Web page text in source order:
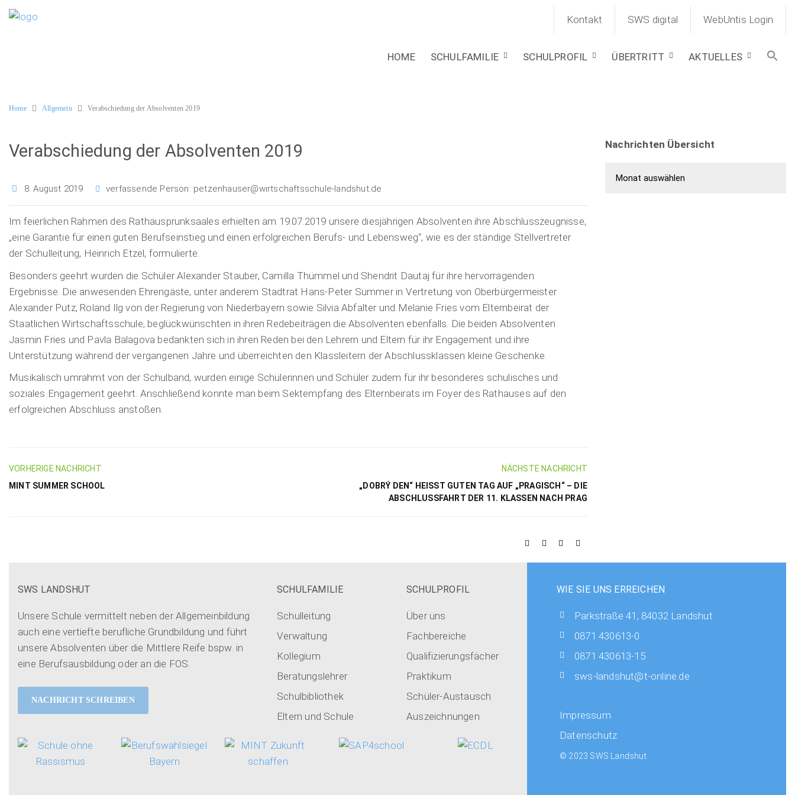
Kontakt SWS digital WebUntis Login
HOME SCHULFAMILIE SCHULPROFIL ÜBERTRITT AKTUELLES
Home Allgemein Verabschiedung der Absolventen 2019
Verabschiedung der Absolventen 2019
8. August 2019 verfassende Person: petzenhauser@wirtschaftsschule-landshut.de
Im feierlichen Rahmen des Rathausprunksaales erhielten am 19.07.2019 unsere diesjährigen Absolventen ihre Abschlusszeugnisse,
„eine Garantie für einen guten Berufseinstieg und einen erfolgreichen Berufs- und Lebensweg“, wie es der ständige Stellvertreter
der Schulleitung, Heinrich Etzel, formulierte.
Besonders geehrt wurden die Schüler Alexander Stauber, Camilla Thümmel und Shendrit Dautaj für ihre hervorragenden
Ergebnisse. Die anwesenden Ehrengäste, unter anderem Stadtrat Hans-Peter Summer in Vertretung von Oberbürgermeister
Alexander Putz, Roland Ilg von der Regierung von Niederbayern sowie Silvia Abfalter und Melanie Fries vom Elternbeirat der
Staatlichen Wirtschaftsschule, beglückwünschten in ihren Redebeiträgen die Absolventen ebenfalls. Die beiden Absolventen
Jasmin Fries und Pavla Balagova bedankten sich in ihren Reden bei den Lehrern und Eltern für ihr Engagement und ihre
Unterstützung während der vergangenen Jahre und überreichten den Klassleitern der Abschlussklassen kleine Geschenke.
Musikalisch umrahmt von der Schulband, wurden einige Schülerinnen und Schüler zudem für ihr besonderes schulisches und
soziales Engagement geehrt. Anschließend konnte man beim Sektempfang des Elternbeirats im Foyer des Rathauses auf den
erfolgreichen Abschluss anstoßen.
VORHERIGE NACHRICHT
MINT SUMMER SCHOOL
NÄCHSTE NACHRICHT
„DOBRÝ DEN“ HEISST GUTEN TAG AUF „PRAGISCH“ – DIE A
BSCHLUSSFAHRT DER 11. KLASSEN NACH PRAG
Nachrichten Übersicht
SWS LANDSHUT
Unsere Schule vermittelt neben der Allgemeinbildung
auch eine vertiefte berufliche Grundbildung und führt
unsere Absolventen über die Mittlere Reife bspw. in
eine Berufsausbildung oder an die FOS.
NACHRICHT SCHREIBEN
SCHULFAMILIE
Schulleitung
Verwaltung
Kollegium
Beratungslehrer
Schulbibliothek
Eltern und Schule
SCHULPROFIL
Über uns
Fachbereiche
Qualifizierungsfächer
Praktikum
Schüler-Austausch
Auszeichnungen
WIE SIE UNS ERREICHEN
Parkstraße 41, 84032 Landshut
0871 430613-0
0871 430613-15
sws-landshut@t-online.de
Impressum
Datenschutz
© 2023 SWS Landshut